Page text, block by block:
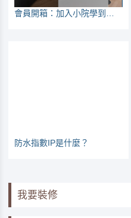
防水指數IP是什麼？
我要裝修